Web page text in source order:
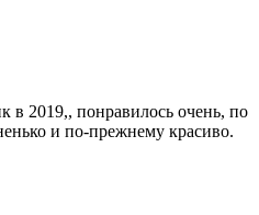
в 2019,, понравилось очень, по
и по-прежнему красиво.